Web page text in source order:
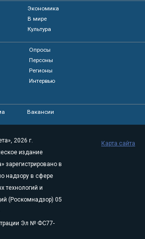
Экономика
В мире
Культура
Опросы
Персоны
Регионы
Интервью
Вакансии
2026 г.
издание
зарегистрировано в
надзору в сфере
технологий и
(Роскомнадзор) 05
Эл № ФС77-
Карта сайта